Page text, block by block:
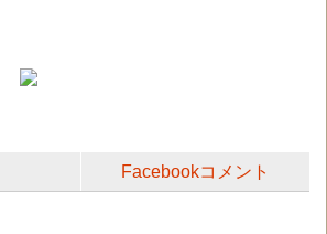
Facebookコメント